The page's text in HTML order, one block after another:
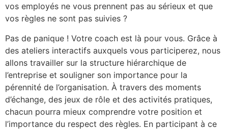
vos employés ne vous prennent pas au sérieux et que
vos règles ne sont pas suivies ?
Pas de panique ! Votre coach est là pour vous. Grâce à
des ateliers interactifs auxquels vous participerez, nous
allons travailler sur la structure hiérarchique de
l’entreprise et souligner son importance pour la
pérennité de l’organisation. À travers des moments
d’échange, des jeux de rôle et des activités pratiques,
chacun pourra mieux comprendre votre position et
l’importance du respect des règles. En participant à ce